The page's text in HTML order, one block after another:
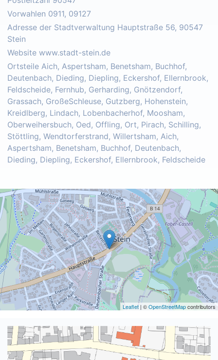
Vorwahlen 0911, 09127
Adresse der Stadtverwaltung Hauptstraße 56, 90547
Stein
Website www.stadt-stein.de
Ortsteile Aich, Aspertsham, Benetsham, Buchhof,
Deutenbach, Dieding, Diepling, Eckershof, Ellernbrook,
Feldscheide, Fernhub, Gerharding, Gnötzendorf,
Grassach, GroßeSchleuse, Gutzberg, Hohenstein,
Kreidlberg, Lindach, Lobenbacherhof, Moosham,
Oberweihersbuch, Oed, Offling, Ort, Pirach, Schilling,
Stöttling, Wendtorferstrand, Willertsham, Aich,
Aspertsham, Benetsham, Buchhof, Deutenbach,
Dieding, Diepling, Eckershof, Ellernbrook, Feldscheide
Leaflet | ©OpenStreetMapcontributors